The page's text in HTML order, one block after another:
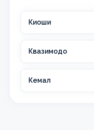
Киоши
Квазимодо
Кемал